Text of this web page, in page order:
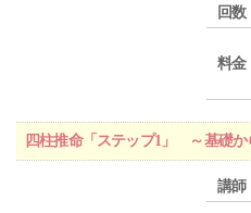
回数
料金
四柱推命「ステップ1」 ～基礎
講師